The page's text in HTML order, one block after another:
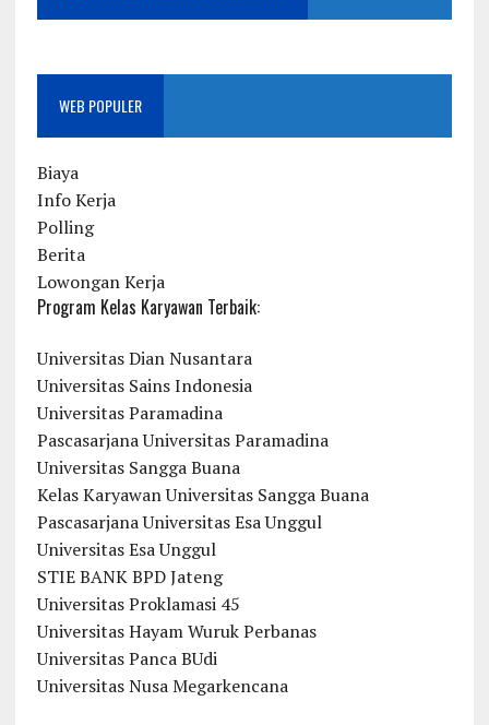
WEB POPULER
Biaya
Info Kerja
Polling
Berita
Lowongan Kerja
Program Kelas Karyawan Terbaik:
Universitas Dian Nusantara
Universitas Sains Indonesia
Universitas Paramadina
Pascasarjana Universitas Paramadina
Universitas Sangga Buana
Kelas Karyawan Universitas Sangga Buana
Pascasarjana Universitas Esa Unggul
Universitas Esa Unggul
STIE BANK BPD Jateng
Universitas Proklamasi 45
Universitas Hayam Wuruk Perbanas
Universitas Panca BUdi
Universitas Nusa Megarkencana